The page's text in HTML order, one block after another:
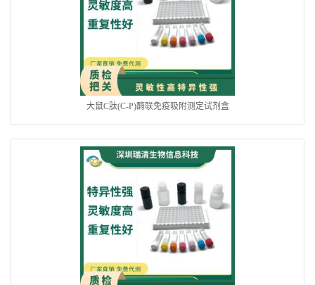
大鼠C肽(C-P)酶联免疫吸附测定试剂盒